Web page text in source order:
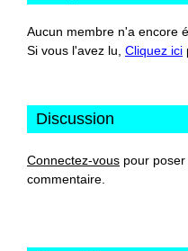
Aucun membre n'a encore
Si vous l'avez lu, Cliquez ici
Discussion
Connectez-vous pour
commentaire.